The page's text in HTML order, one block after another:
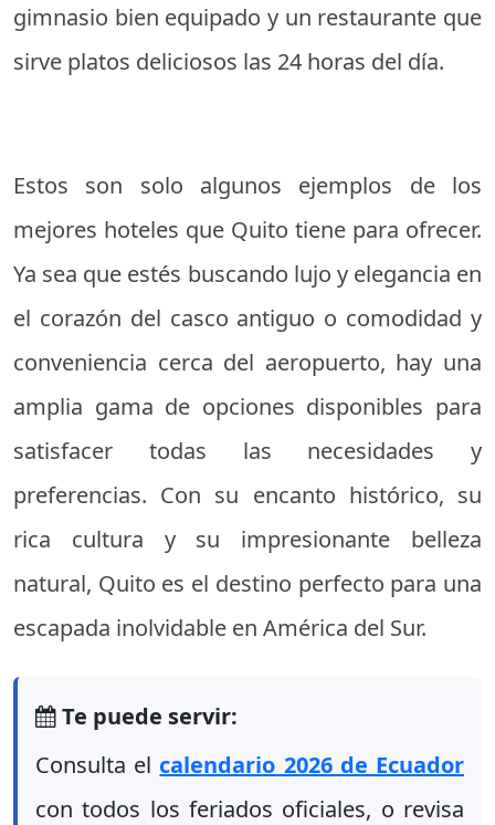
gimnasio bien equipado y un restaurante que
sirve platos deliciosos las 24 horas del día.
Estos son solo algunos ejemplos de los
mejores hoteles que Quito tiene para ofrecer.
Ya sea que estés buscando lujo y elegancia en
el corazón del casco antiguo o comodidad y
conveniencia cerca del aeropuerto, hay una
amplia gama de opciones disponibles para
satisfacer todas las necesidades y
preferencias. Con su encanto histórico, su
rica cultura y su impresionante belleza
natural, Quito es el destino perfecto para una
escapada inolvidable en América del Sur.
Te puede servir:
Consulta el calendario 2026 de Ecuador
con todos los feriados oficiales, o revisa